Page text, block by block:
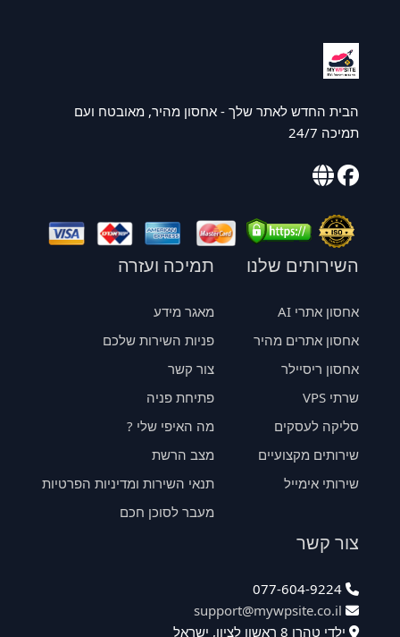
הבית החדש לאתר שלך - אחסון מהיר, מאובטח ועם
תמיכה 24/7
השירותים שלנו
אחסון אתרי AI
אחסון אתרים מהיר
אחסון ריסיילר
שרתי VPS
סליקה לעסקים
שירותים מקצועיים
שירותי אימייל
תמיכה ועזרה
מאגר מידע
פניות השירות שלכם
צור קשר
פתיחת פניה
מה האיפי שלי ?
מצב הרשת
תנאי השירות ומדיניות הפרטיות
מעבר לסוכן חכם
צור קשר
077-604-9224
support@mywpsite.co.il
ילדי טהרן 8 ראשון לציון, ישראל